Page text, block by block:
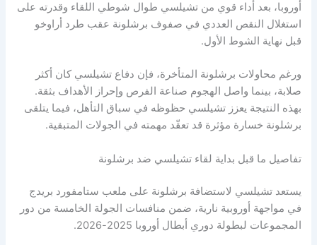
أوروبا، بعد أداء قوي من تشيلسي طوال شوطي اللقاء وقدرته على
استغلال النقص العددي في صفوف برشلونة عقب طرد أراوخو
قبل نهاية الشوط الأول.
ورغم محاولات برشلونة المتأخرة، فإن دفاع تشيلسي كان أكثر
صلابة، بينما واصل الهجوم صناعة الفرص وإحراز الأهداف بثقة.
بهذه النتيجة يعزز تشيلسي حظوظه في سباق التأهل، فيما يتلقى
برشلونة خسارة مؤثرة قد تعقّد مهمته في الجولات المتبقية.
تفاصيل ما قبل بداية لقاء تشيلسي ضد برشلونة
يستعد تشيلسي لاستضافة برشلونة على ملعب ستامفورد بريدج
في مواجهة أوروبية نارية، ضمن منافسات الجولة الخامسة من دور
المجموعات لبطولة دوري أبطال أوروبا 2025-2026.